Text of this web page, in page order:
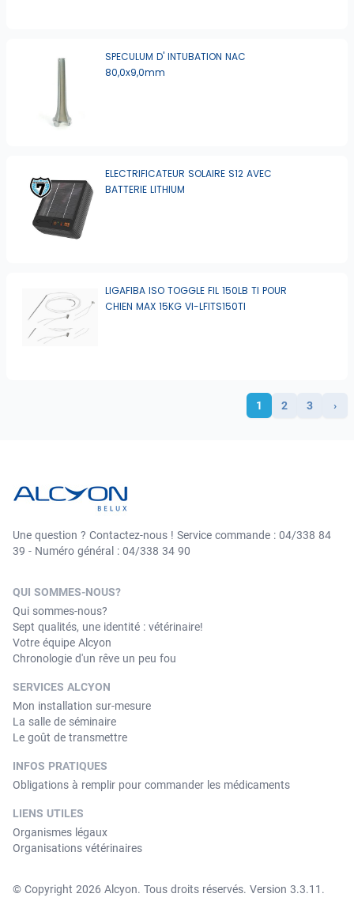
SPECULUM D' INTUBATION NAC
80,0x9,0mm
ELECTRIFICATEUR SOLAIRE S12 AVEC
BATTERIE LITHIUM
LIGAFIBA ISO TOGGLE FIL 150LB TI POUR
CHIEN MAX 15KG VI-LFITS150TI
1 2 3 ›
Une question ? Contactez-nous ! Service commande : 04/338 84
39 - Numéro général : 04/338 34 90
QUI SOMMES-NOUS?
Qui sommes-nous?
Sept qualités, une identité : vétérinaire!
Votre équipe Alcyon
Chronologie d'un rêve un peu fou
SERVICES ALCYON
Mon installation sur-mesure
La salle de séminaire
Le goût de transmettre
INFOS PRATIQUES
Obligations à remplir pour commander les médicaments
LIENS UTILES
Organismes légaux
Organisations vétérinaires
© Copyright 2026 Alcyon. Tous droits réservés. Version 3.3.11.